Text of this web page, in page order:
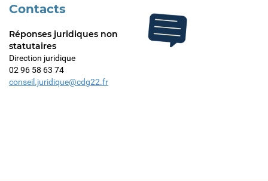
Contacts
Réponses juridiques non
statutaires
Direction juridique
02 96 58 63 74
conseil.juridique@cdg22.fr